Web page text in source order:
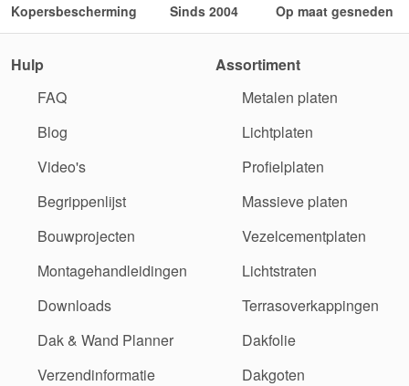
Kopersbescherming Sinds 2004 Op maat gesneden
Hulp
FAQ
Blog
Video's
Begrippenlijst
Bouwprojecten
Montagehandleidingen
Downloads
Dak & Wand Planner
Verzendinformatie
Assortiment
Metalen platen
Lichtplaten
Profielplaten
Massieve platen
Vezelcementplaten
Lichtstraten
Terrasoverkappingen
Dakfolie
Dakgoten